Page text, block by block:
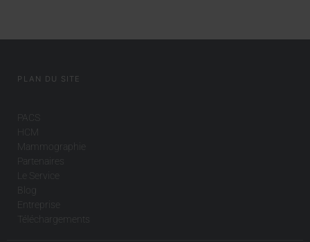
PLAN DU SITE
PACS
HCM
Mammographie
Partenaires
Le Service
Blog
Entreprise
Téléchargements